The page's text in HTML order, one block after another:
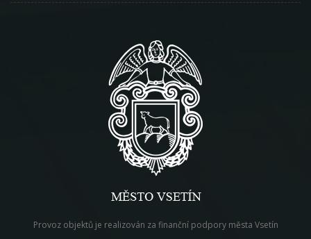
Provoz objektů je realizován za finanční podpory města Vsetín